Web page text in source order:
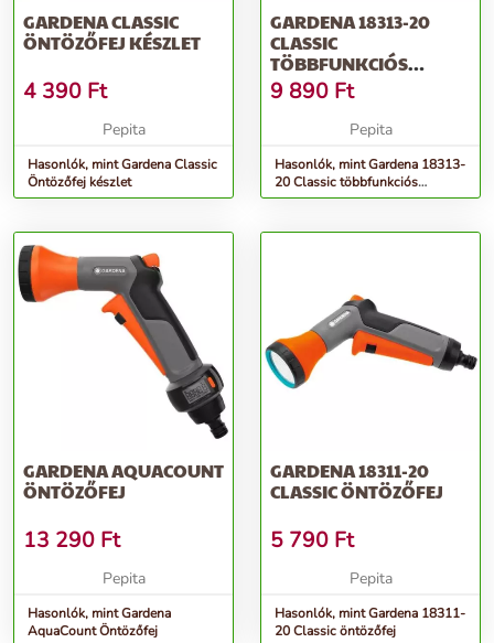
GARDENA CLASSIC
ÖNTÖZŐFEJ KÉSZLET
4 390 Ft
Pepita
Hasonlók, mint Gardena Classic
Öntözőfej készlet
GARDENA 18313-20
CLASSIC
TÖBBFUNKCIÓS
ÖNTÖZŐFEJ
9 890 Ft
Pepita
Hasonlók, mint Gardena 18313-
20 Classic többfunkciós
öntözőfej
GARDENA AQUACOUNT
ÖNTÖZŐFEJ
13 290 Ft
Pepita
Hasonlók, mint Gardena
AquaCount Öntözőfej
GARDENA 18311-20
CLASSIC ÖNTÖZŐFEJ
5 790 Ft
Pepita
Hasonlók, mint Gardena 18311-
20 Classic öntözőfej